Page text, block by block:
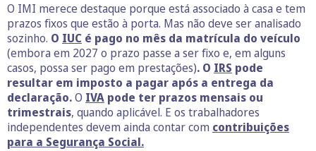
O IMI merece destaque porque está associado à casa e tem
prazos fixos que estão à porta. Mas não deve ser analisado
sozinho. O IUC é pago no mês da matrícula do veículo
(embora em 2027 o prazo passe a ser fixo e, em alguns
casos, possa ser pago em prestações). O IRS pode
resultar em imposto a pagar após a entrega da
declaração.O IVA pode ter prazos mensais ou
trimestrais, quando aplicável. E os trabalhadores
independentes devem ainda contar com contribuições
para a Segurança Social.